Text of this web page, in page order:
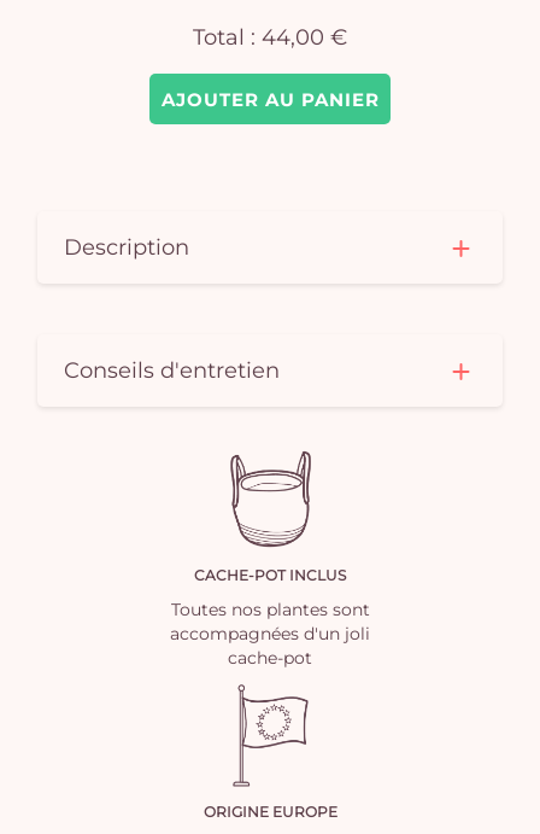
AJOUTER AU PANIER
Total : 44,00 €
Description
Conseils d'entretien
CACHE-POT INCLUS
Toutes nos plantes sont
accompagnées d'un joli
cache-pot
ORIGINE EUROPE